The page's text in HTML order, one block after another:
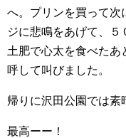
へ。プリンを買って次
ジに悲鳴をあげて、５
土肥で心太を食べたあ
呼して叫びました。
帰りに沢田公園では素
最高ーー！